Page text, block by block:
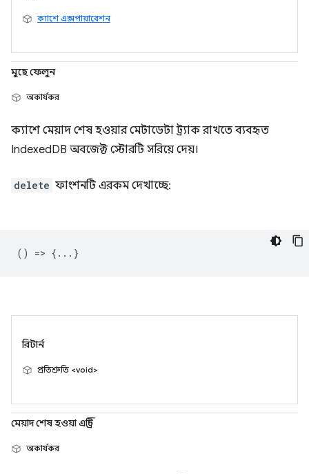
ক্যাশে এক্সপায়ারেশন
মুছে ফেলুন
অকার্যকর
ক্যাশে মেয়াদ শেষ হওয়ার মেটাডেটা ট্র্যাক রাখতে ব্যবহৃত
IndexedDB অবজেক্ট স্টোরটি সরিয়ে দেয়।
delete ফাংশনটি এরকম দেখাচ্ছে:
() => {...}
রিটার্ন
প্রতিশ্রুতি <void>
মেয়াদ শেষ হওয়া এন্ট্রি
অকার্যকর